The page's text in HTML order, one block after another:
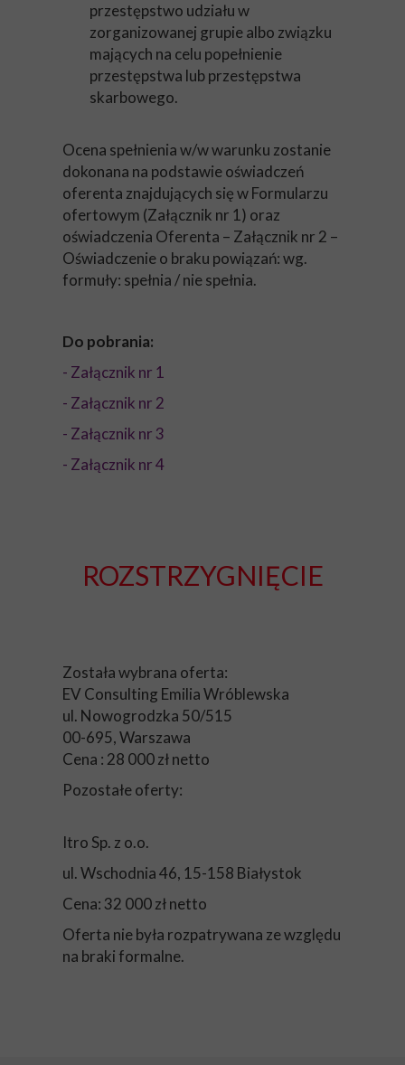
przestępstwo udziału w
zorganizowanej grupie albo związku
mających na celu popełnienie
przestępstwa lub przestępstwa
skarbowego.
Ocena spełnienia w/w warunku zostanie
dokonana na podstawie oświadczeń
oferenta znajdujących się w Formularzu
ofertowym (Załącznik nr 1) oraz
oświadczenia Oferenta – Załącznik nr 2 –
Oświadczenie o braku powiązań: wg.
formuły: spełnia / nie spełnia.
Do pobrania:
- Załącznik nr 1
- Załącznik nr 2
- Załącznik nr 3
- Załącznik nr 4
ROZSTRZYGNIĘCIE
Została wybrana oferta:
EV Consulting Emilia Wróblewska
ul. Nowogrodzka 50/515
00-695, Warszawa
Cena : 28 000 zł netto
Pozostałe oferty:
Itro Sp. z o.o.
ul. Wschodnia 46, 15-158 Białystok
Cena: 32 000 zł netto
Oferta nie była rozpatrywana ze względu
na braki formalne.